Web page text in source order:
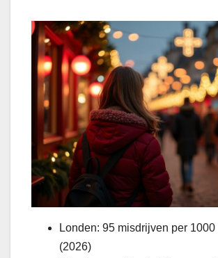
Londen: 95 misdrijven per
(2026)